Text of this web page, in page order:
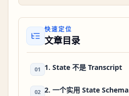
快速定位
文章目录
01 1. State 不是 Transcript
02 2. 一个实用 State Schema